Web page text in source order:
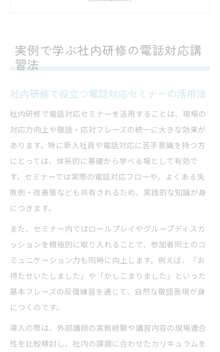
オンラインを活用した電話対応社内研修の
効果
電話対応改善に役立つ社内研修の秘訣
電話対応が上達する社内研修の工夫とポイ
ント
社内研修で電話対応を磨く実践的な練習法
とは
電話応対研修資料を活かした社内改善のコ
ツ
無料セミナーを組み込む社内研修のメリッ
ト
社内研修で電話対応セミナーを効果的に導
入
コミュニケーション力向上を目指す講師選び方
社内研修に最適な講師の実績を見極める方
法
実例で学ぶ社内研修の電話対応講
習法
社内研修で役立つ電話対応セミナーの活用法
社内研修で電話対応セミナーを活用することは、現場の
対応力向上や敬語・応対フレーズの統一に大きな効果が
あります。特に新入社員や電話対応に苦手意識を持つ方
にとっては、体系的に基礎から学べる場として有効で
す。セミナーでは実際の電話対応フローや、よくある失
敗例・改善策なども共有されるため、実践的な知識が身
につきます。
また、セミナー内ではロールプレイやグループディスカ
ッションを積極的に取り入れることで、参加者同士のコ
ミュニケーション力も同時に向上します。例えば、「お
待たせいたしました」や「かしこまりました」といった
基本フレーズの反復練習を通じて、自然な敬語表現が身
につくのです。
導入の際は、外部講師の実務経験や講習内容の現場適合
性を比較検討し、社内の課題に合わせたカリキュラムを